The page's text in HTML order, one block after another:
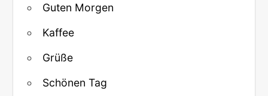
Guten Morgen
Kaffee
Grüße
Schönen Tag